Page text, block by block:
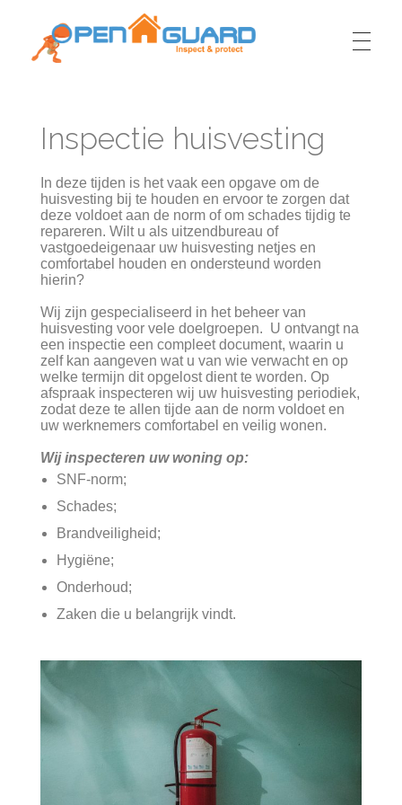
Inspectie huisvesting
In deze tijden is het vaak een opgave om de
huisvesting bij te houden en ervoor te zorgen dat
deze voldoet aan de norm of om schades tijdig te
repareren. Wilt u als uitzendbureau of
vastgoedeigenaar uw huisvesting netjes en
comfortabel houden en ondersteund worden
hierin?
Wij zijn gespecialiseerd in het beheer van
huisvesting voor vele doelgroepen. U ontvangt na
een inspectie een compleet document, waarin u
zelf kan aangeven wat u van wie verwacht en op
welke termijn dit opgelost dient te worden. Op
afspraak inspecteren wij uw huisvesting periodiek,
zodat deze te allen tijde aan de norm voldoet en
uw werknemers comfortabel en veilig wonen.
Wij inspecteren uw woning op:
SNF-norm;
Schades;
Brandveiligheid;
Hygiëne;
Onderhoud;
Zaken die u belangrijk vindt.